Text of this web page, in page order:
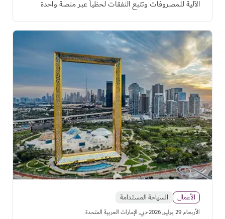
الآلية للمصروفات وتتبع النفقات لحظياً عبر منصة واحدة
الأعمال السياحة المستدامة
اﻷربعاء, 29 يوليو, 2026 ·دبي, الإمارات العربية المتحدة